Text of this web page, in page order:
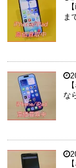
ま
な